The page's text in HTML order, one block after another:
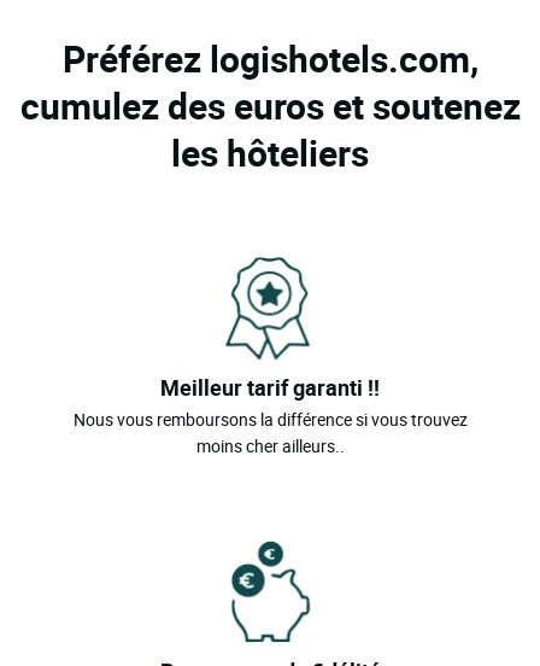
Préférez logishotels.com,
cumulez des euros et soutenez
les hôteliers
Meilleur tarif garanti !!
Nous vous remboursons la différence si vous trouvez
moins cher ailleurs..